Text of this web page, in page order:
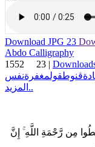
Download JPG 23
Abdo Calligraphy
1552
23 |
قنوطقولمغفرةنفس
المزيد..
مِن رَّحْمَةِ اللَّهِ ۚ إِنَّ